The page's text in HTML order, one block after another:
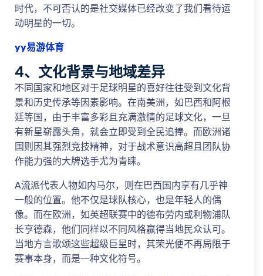
时代，不可否认的是社交媒体已经改变了我们看待运
动明星的一切。
yy易游体育
4、文化背景与地域差异
不同国家和地区对于足球明星的喜好往往受到文化背
景和历史传承等因素影响。在南美洲，如巴西和阿根
廷等国，由于丰富多彩且充满激情的足球文化，一旦
有新星崭露头角，就会立即受到全民追捧。而欧洲诸
国则因其强烈竞技精神，对于战术意识高超且团队协
作能力强的大牌选手尤为青睐。
A流派代表人物如内马尔，则在巴西国内享有几乎神
一般的位置。他不仅是球队核心，也是年轻人的偶
像。而在欧洲，如英超联赛中的德布劳内或利物浦队
长亨德森，他们同样以不同风格赢得当地民众认可。
当地方言歌颂这些超级巨星时，其荣光便不再局限于
赛事本身，而是一种文化符号。